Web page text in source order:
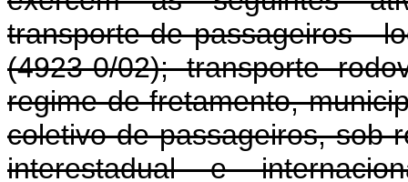
transporte de passageiros -
(4923-0/02); transporte
regime de fretamento,
coletivo de passageiros, sob
interestadual e